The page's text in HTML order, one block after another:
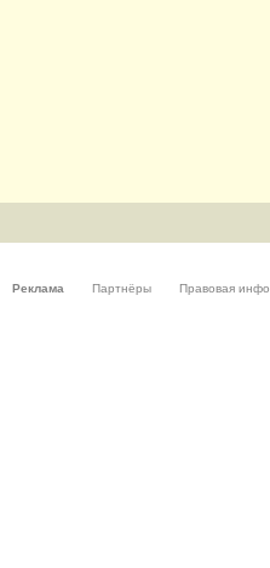
Реклама Партнёры Правовая